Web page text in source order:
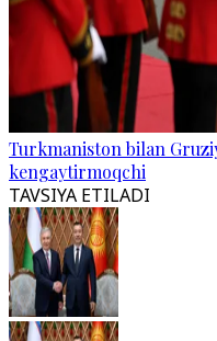
Turkmaniston bilan
kengaytirmoqchi
TAVSIYA ETILADI